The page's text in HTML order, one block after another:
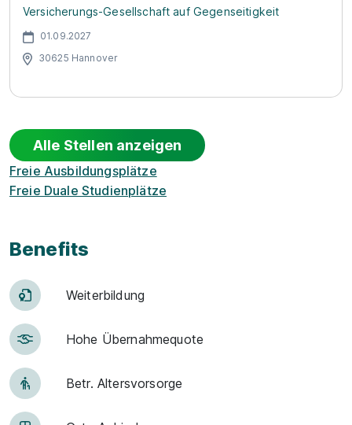
Versicherungs-Gesellschaft auf Gegenseitigkeit
01.09.2027
30625 Hannover
Alle Stellen anzeigen
Freie Ausbildungsplätze
Freie Duale Studienplätze
Benefits
Weiter­bildung
Hohe Über­nah­me­quote
Betr. Alters­vor­sorge